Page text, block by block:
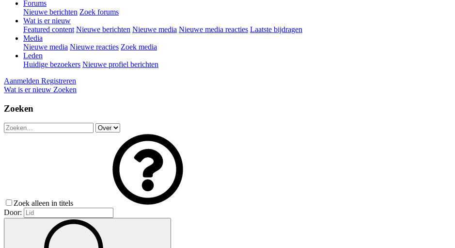
Forums
Nieuwe berichten Zoek forums
Wat is er nieuw
Featured content Nieuwe berichten Nieuwe media Nieuwe media reacties Laatste bijdragen
Media
Nieuwe media Nieuwe reacties Zoek media
Leden
Huidige bezoekers Nieuwe profiel berichten
Aanmelden Registreren
Wat is er nieuw Zoeken
Zoeken
Zoek alleen in titels
Door: